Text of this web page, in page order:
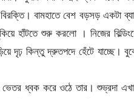
বামহাতে বেশ বড়সড় একটা
হাঁটতে শুরু করলো । নিজের
দৃঢ় কিন্তু দ্রুতপদে হেঁটে যাচ্ছে।
ভেতর ধ্বক করে ওঠে তার। শুভ্রদা